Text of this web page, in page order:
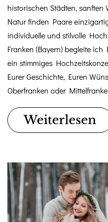
historischen Städten,
Natur finden Paare
individuelle und stilvolle
Franken (Bayern) begleite
ein stimmiges
Eurer Geschichte, Euren
Oberfranken oder
Weiterlesen